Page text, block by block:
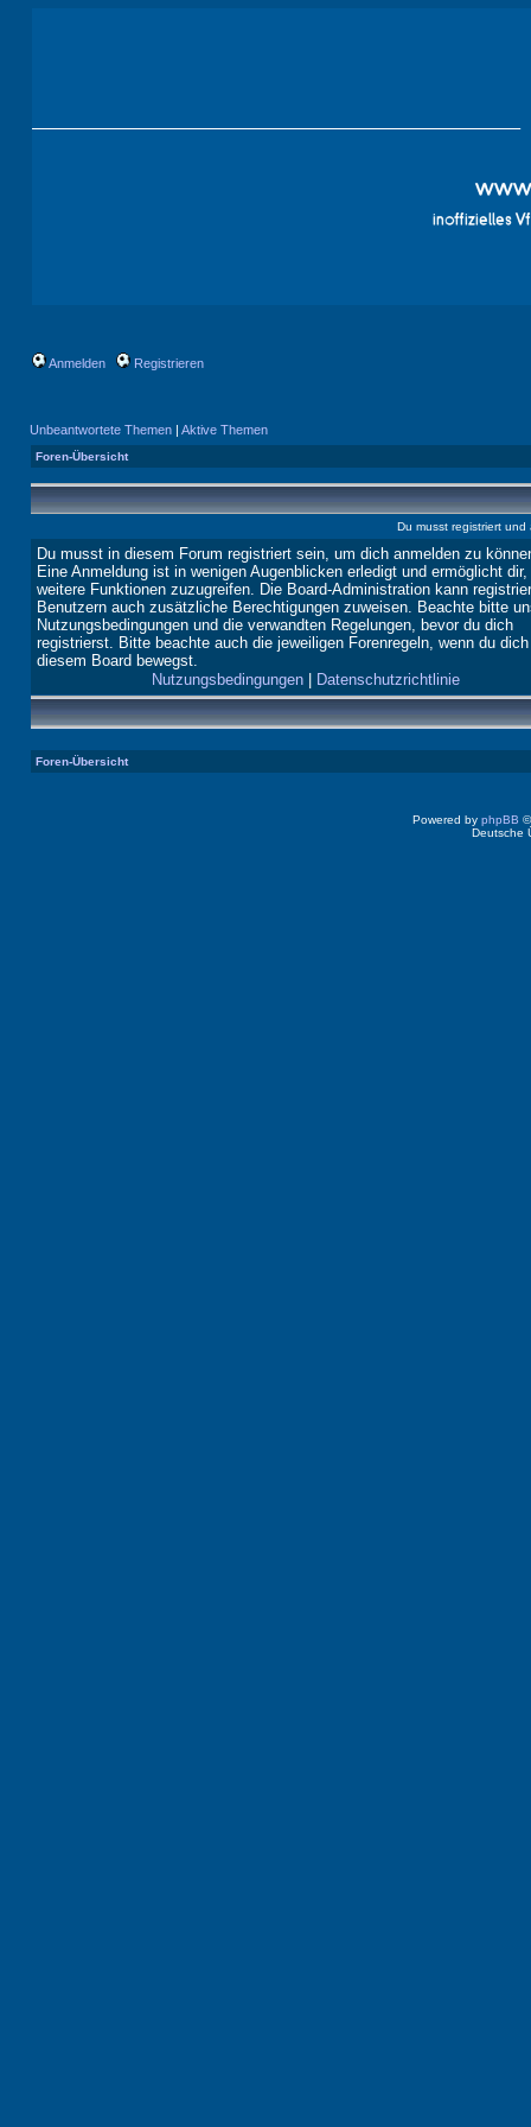
Anmelden Registrieren
Unbeantwortete Themen | Aktive Themen
Foren-Übersicht
Du musst registriert
Du musst in diesem Forum registriert sein, um dich anmelden zu
Eine Anmeldung ist in wenigen Augenblicken erledigt und ermöglicht
weitere Funktionen zuzugreifen. Die Board-Administration kann
Benutzern auch zusätzliche Berechtigungen zuweisen. Beachte bitte
Nutzungsbedingungen und die verwandten Regelungen, bevor du dich
registrierst. Bitte beachte auch die jeweiligen Forenregeln, wenn du
diesem Board bewegst.
Nutzungsbedingungen| Datenschutzrichtlinie
Foren-Übersicht
Powered by phpBB
Deutsche